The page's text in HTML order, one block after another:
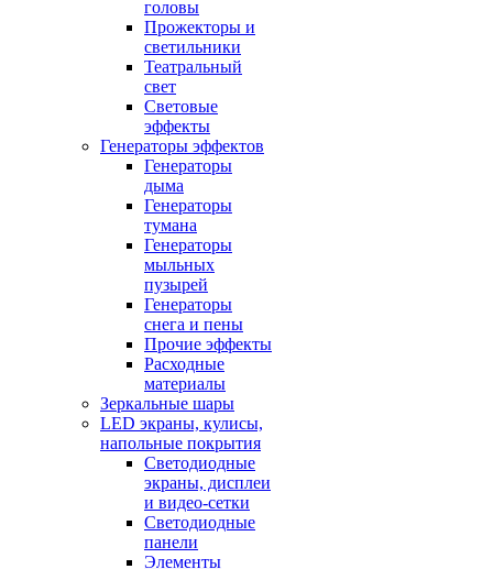
головы
Прожекторы и
светильники
Театральный
свет
Световые
эффекты
Генераторы эффектов
Генераторы
дыма
Генераторы
тумана
Генераторы
мыльных
пузырей
Генераторы
снега и пены
Прочие эффекты
Расходные
материалы
Зеркальные шары
LED экраны, кулисы,
напольные покрытия
Светодиодные
экраны, дисплеи
и видео-сетки
Светодиодные
панели
Элементы